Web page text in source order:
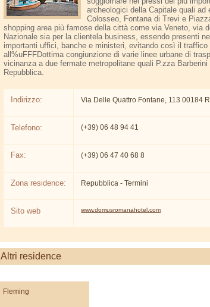
archeologici della Capitale quali ad
Colosseo, Fontana di Trevi e
shopping area più famose della città come via Veneto, via
Nazionale sia per la clientela business, essendo presenti
importanti uffici, banche e ministeri, evitando così il traffico
all%uFFFDottima congiunzione di varie linee urbane di
vicinanza a due fermate metropolitane quali P.zza Barberini
Repubblica.
Indirizzo: Via Delle Quattro Fontane, 113 00184
Telefono: (+39) 06 48 94 41
Fax: (+39) 06 47 40 68 8
Zona residence: Repubblica - Termini
Sito web www.domusromanahotel.com
Altri residence
Fleming